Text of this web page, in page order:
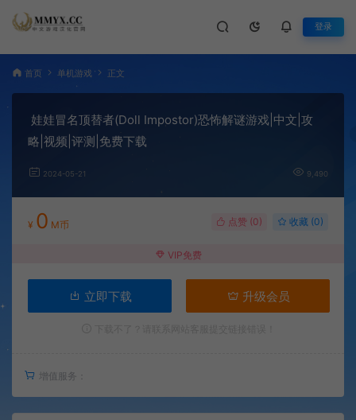
登录
首页 单机游戏 正文
娃娃冒名顶替者(Doll Impostor)恐怖解谜游戏|中文|攻
略|视频|评测|免费下载
2024-05-21 9,490
¥ 0 M币 点赞 (0) 收藏 (0)
VIP免费
立即下载 升级会员
增值服务：